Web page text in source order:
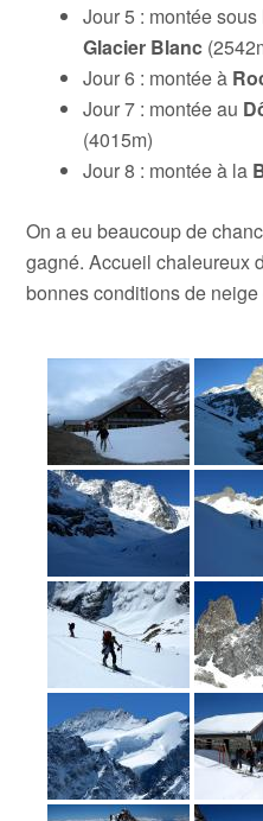
Jour 5 : montée
Glacier Blanc
Jour 6 : montée à
Jour 7 : montée au
(4015m)
Jour 8 : montée à la
On a eu beaucoup de
gagné. Accueil chaleureux
bonnes conditions de